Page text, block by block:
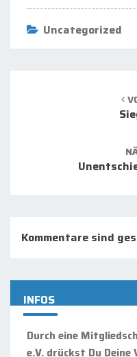
Uncategorized
Beitrags-
Kommentare sind
INFOS
Durch eine
e.V. drückst Du